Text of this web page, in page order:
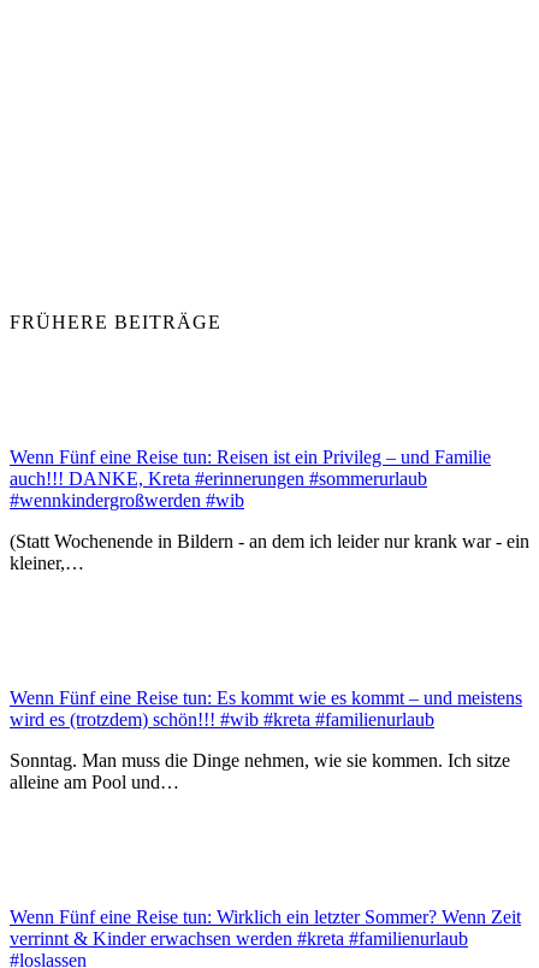
FRÜHERE BEITRÄGE
Wenn Fünf eine Reise tun: Reisen ist ein Privileg – und Familie
auch!!! DANKE, Kreta #erinnerungen #sommerurlaub
#wennkindergroßwerden #wib
(Statt Wochenende in Bildern - an dem ich leider nur krank war - ein
kleiner,…
Wenn Fünf eine Reise tun: Es kommt wie es kommt – und meistens
wird es (trotzdem) schön!!! #wib #kreta #familienurlaub
Sonntag. Man muss die Dinge nehmen, wie sie kommen. Ich sitze
alleine am Pool und…
Wenn Fünf eine Reise tun: Wirklich ein letzter Sommer? Wenn Zeit
verrinnt & Kinder erwachsen werden #kreta #familienurlaub
#loslassen